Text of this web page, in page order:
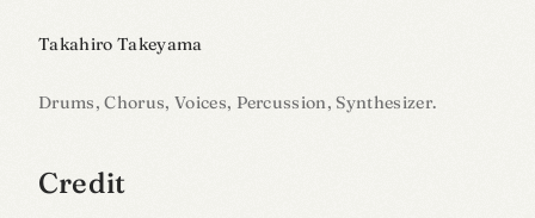
Takahiro Takeyama
Drums, Chorus, Voices, Percussion, Synthesizer.
Credit